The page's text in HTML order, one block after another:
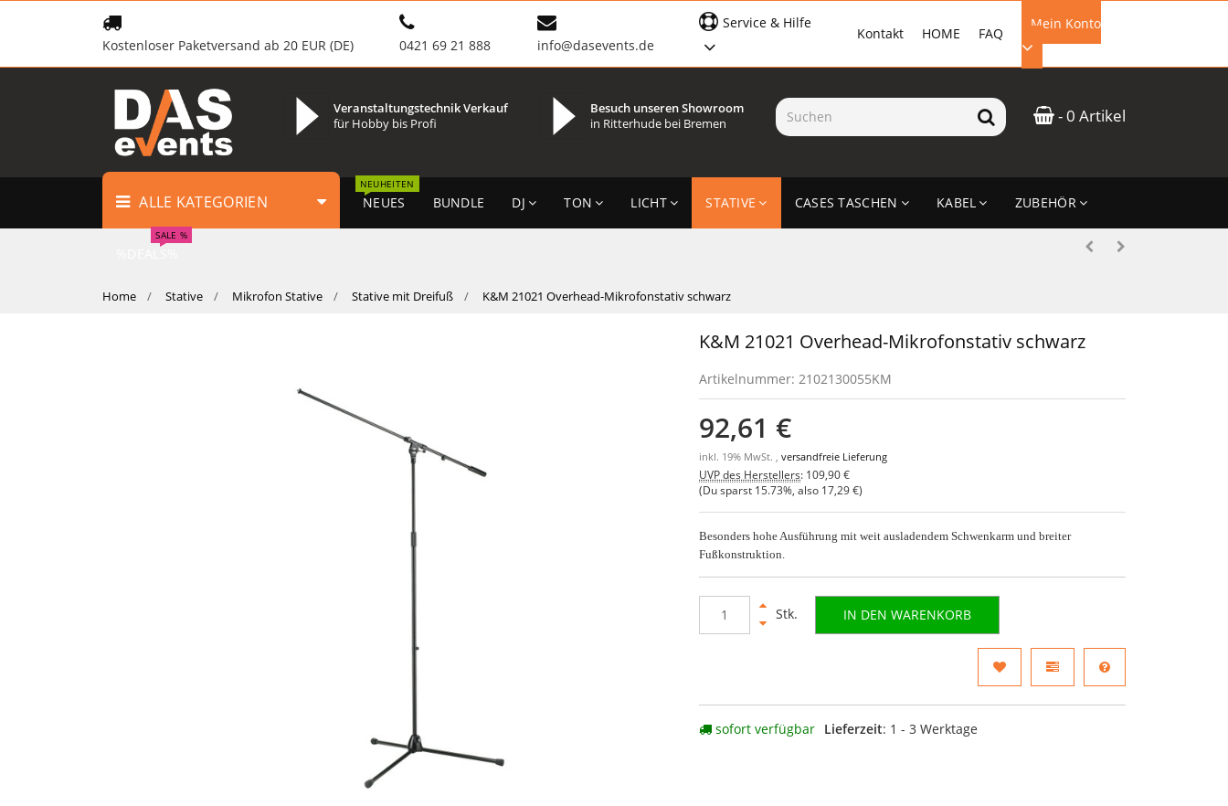
Kostenloser Paketversand ab 20 EUR (DE) 0421 69 21 888 info@dasevents.de
Mein Konto
EMAIL-ADRESSE
ANMELDEN
FAQ
HOME
Kontakt
Service & Hilfe
- 0 Artikel
Veranstaltungstechnik Verkauf
für Hobby bis Profi
Besuch unseren Showroom
in Ritterhude bei Bremen
ALLE KATEGORIEN NEUES
NEUHEITEN
BUNDLE DJ TON LICHT STATIVE CASES TASCHEN KABEL ZUBEHÖR
SALE %
Home Stative Mikrofon Stative Stative mit Dreifuß K&M 21021 Overhead-Mikrofonstativ schwarz
K&M 21021 Overhead-Mikrofonstativ schwarz
Artikelnummer: 2102130055KM
92,61 €
inkl. 19% MwSt. ,versandfreie Lieferung
UVP des Herstellers: 109,90 €
(Du sparst 15.73% , also 17,29 €)
Besonders hohe Ausführung mit weit ausladendem Schwenkarm und breiter
Fußkonstruktion.
Stk. IN DEN WARENKORB
sofort verfügbar Lieferzeit: 1 - 3 Werktage